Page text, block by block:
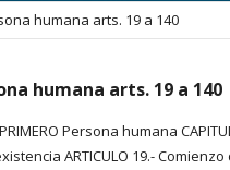
humana arts. 19 a 140
humana arts. 19 a 140
Persona humana
ARTICULO 19.-